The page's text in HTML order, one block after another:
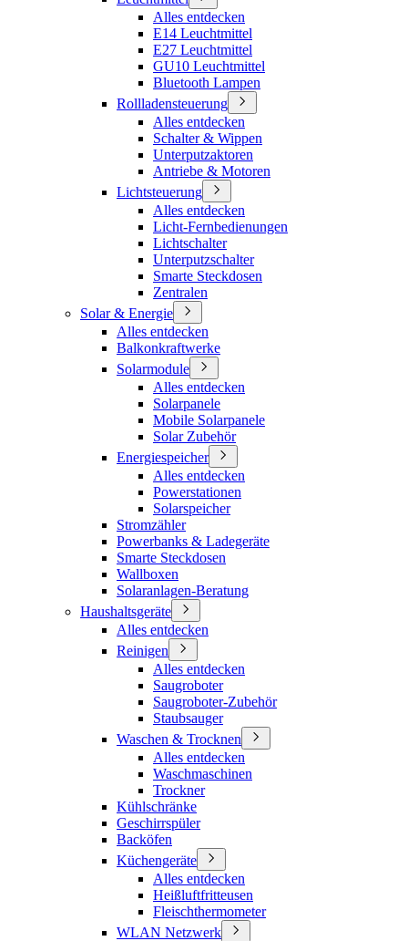
Alles entdecken
E14 Leuchtmittel
E27 Leuchtmittel
GU10 Leuchtmittel
Bluetooth Lampen
Rollladensteuerung
Alles entdecken
Schalter & Wippen
Unterputzaktoren
Antriebe & Motoren
Lichtsteuerung
Alles entdecken
Licht-Fernbedienungen
Lichtschalter
Unterputzschalter
Smarte Steckdosen
Zentralen
Solar & Energie
Alles entdecken
Balkonkraftwerke
Solarmodule
Alles entdecken
Solarpanele
Mobile Solarpanele
Solar Zubehör
Energiespeicher
Alles entdecken
Powerstationen
Solarspeicher
Stromzähler
Powerbanks & Ladegeräte
Smarte Steckdosen
Wallboxen
Solaranlagen-Beratung
Haushaltsgeräte
Alles entdecken
Reinigen
Alles entdecken
Saugroboter
Saugroboter-Zubehör
Staubsauger
Waschen & Trocknen
Alles entdecken
Waschmaschinen
Trockner
Kühlschränke
Geschirrspüler
Backöfen
Küchengeräte
Alles entdecken
Heißluftfritteusen
Fleischthermometer
WLAN Netzwerk